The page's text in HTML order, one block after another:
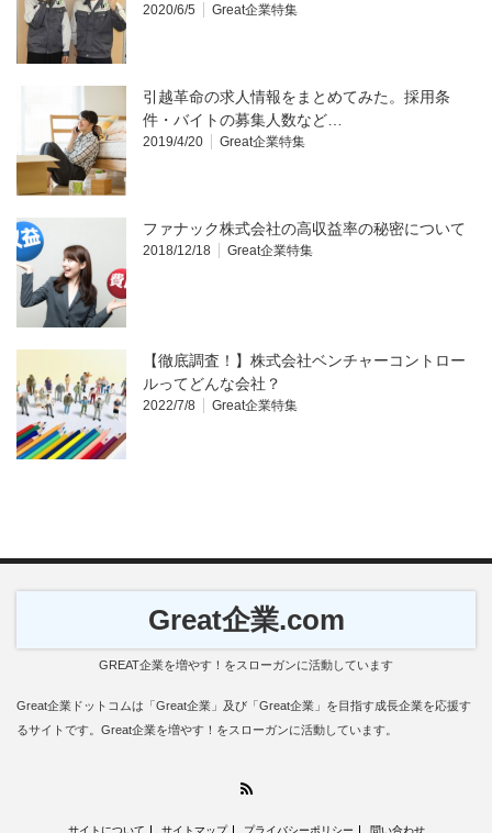
2020/6/5 Great企業特集
引越革命の求人情報をまとめてみた。採用条
件・バイトの募集人数など…
2019/4/20 Great企業特集
ファナック株式会社の高収益率の秘密について
2018/12/18 Great企業特集
【徹底調査！】株式会社ベンチャーコントロー
ルってどんな会社？
2022/7/8 Great企業特集
Great企業.com
GREAT企業を増やす！をスローガンに活動しています
Great企業ドットコムは「Great企業」及び「Great企業」を目指す成長企業を応援す
るサイトです。Great企業を増やす！をスローガンに活動しています。
サイトについて サイトマップ プライバシーポリシー 問い合わせ